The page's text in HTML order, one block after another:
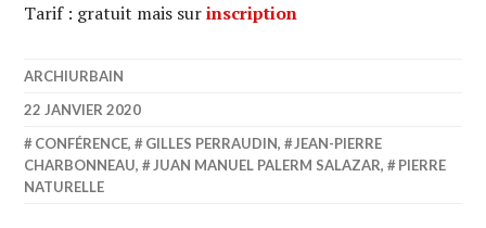
Tarif : gratuit mais surinscription
ARCHIURBAIN
22 JANVIER 2020
CONFÉRENCE, GILLES PERRAUDIN,
JEAN-PIERRE
CHARBONNEAU, JUAN MANUEL PALERM SALAZAR,
PIERRE
NATURELLE